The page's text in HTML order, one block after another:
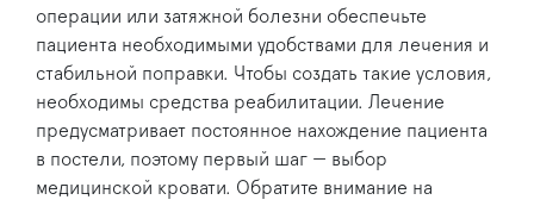
операции или затяжной болезни обеспечьте
пациента необходимыми удобствами для лечения и
стабильной поправки. Чтобы создать такие условия,
необходимы средства реабилитации. Лечение
предусматривает постоянное нахождение пациента
в постели, поэтому первый шаг — выбор
медицинской кровати. Обратите внимание на